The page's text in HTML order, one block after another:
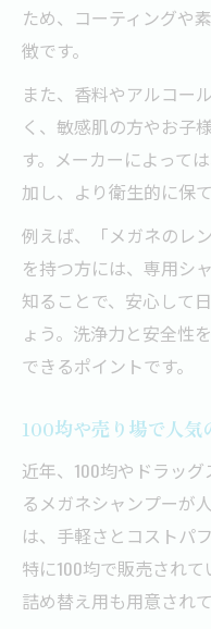
ため、コーティングや
徴です。
また、香料やアルコー
く、敏感肌の方やお子
す。メーカーによって
加し、より衛生的に保
例えば、「メガネのレ
を持つ方には、専用シ
知ることで、安心して
ょう。洗浄力と安全性
できるポイントです。
100均や売り場で人気
近年、100均やドラッ
るメガネシャンプーが
は、手軽さとコストパ
特に100均で販売されて
詰め替え用も用意され